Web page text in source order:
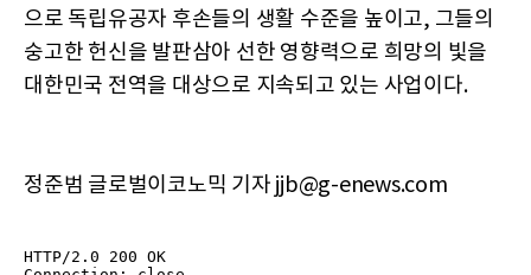
으로 독립유공자 후손들의 생활 수준을 높이고, 그들의
숭고한 헌신을 발판삼아 선한 영향력으로 희망의 빛을
대한민국 전역을 대상으로 지속되고 있는 사업이다.
정준범 글로벌이코노믹 기자 jjb@g-enews.com